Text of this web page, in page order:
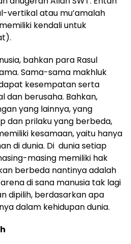
vertikal atau mu’amalah
kendali untuk
bahkan para Rasul
Sama-sama makhluk
kesempatan serta
dan berusaha. Bahkan,
yang lainnya, yang
dan prilaku yang berbeda,
kesamaan, yaitu hanya
di dunia. Di dunia setiap
masing memiliki hak
berbeda nantinya adalah
di sana manusia tak lagi
dipilih, berdasarkan apa
dalam kehidupan dunia.